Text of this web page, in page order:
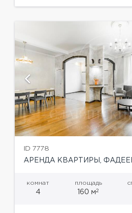
ID 7778
АРЕНДА КВАРТИРЫ,
комнат
4
площадь
160 м2